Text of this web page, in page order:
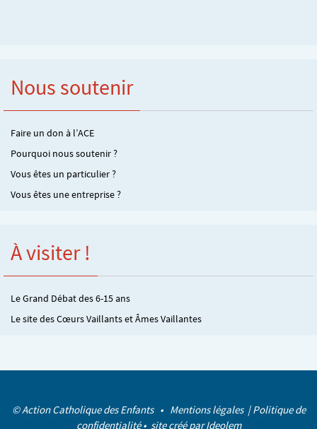
Nous soutenir
Faire un don à l’ACE
Pourquoi nous soutenir ?
Vous êtes un particulier ?
Vous êtes une entreprise ?
À visiter !
Le Grand Débat des 6-15 ans
Le site des Cœurs Vaillants et Âmes Vaillantes
© Action Catholique des Enfants • Mentions légales |Politique de
confidentialité• site créé parIdeolem